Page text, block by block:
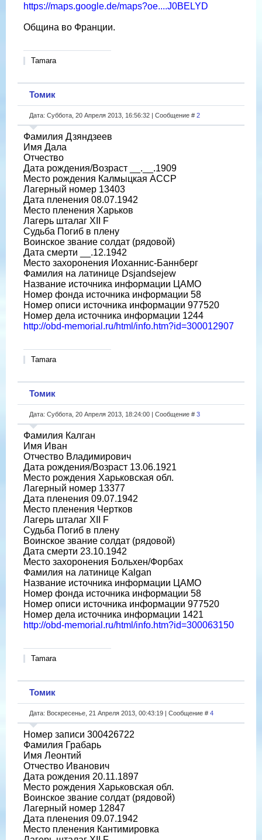
https://maps.google.de/maps?oe....J0BELYD
Община во Франции.
Tamara
Томик
Дата: Суббота, 20 Апреля 2013, 16:56:32 | Сообщение # 2
Фамилия Дзяндзеев
Имя Дала
Отчество
Дата рождения/Возраст __.__.1909
Место рождения Калмыцкая АССР
Лагерный номер 13403
Дата пленения 08.07.1942
Место пленения Харьков
Лагерь шталаг XII F
Судьба Погиб в плену
Воинское звание солдат (рядовой)
Дата смерти __.12.1942
Место захоронения Иоханнис-Баннберг
Фамилия на латинице Dsjandsejew
Название источника информации ЦАМО
Номер фонда источника информации 58
Номер описи источника информации 977520
Номер дела источника информации 1244
http://obd-memorial.ru/html/info.htm?id=300012907
Tamara
Томик
Дата: Суббота, 20 Апреля 2013, 18:24:00 | Сообщение # 3
Фамилия Калган
Имя Иван
Отчество Владимирович
Дата рождения/Возраст 13.06.1921
Место рождения Харьковская обл.
Лагерный номер 13377
Дата пленения 09.07.1942
Место пленения Чертков
Лагерь шталаг XII F
Судьба Погиб в плену
Воинское звание солдат (рядовой)
Дата смерти 23.10.1942
Место захоронения Больхен/Форбах
Фамилия на латинице Kalgan
Название источника информации ЦАМО
Номер фонда источника информации 58
Номер описи источника информации 977520
Номер дела источника информации 1421
http://obd-memorial.ru/html/info.htm?id=300063150
Tamara
Томик
Дата: Воскресенье, 21 Апреля 2013, 00:43:19 | Сообщение # 4
Номер записи 300426722
Фамилия Грабарь
Имя Леонтий
Отчество Иванович
Дата рождения 20.11.1897
Место рождения Харьковская обл.
Воинское звание солдат (рядовой)
Лагерный номер 12847
Дата пленения 09.07.1942
Место пленения Кантимировка